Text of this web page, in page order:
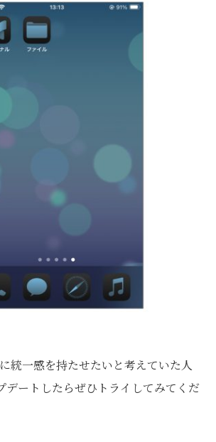
統一感を持たせたいと考えていた人
デートしたらぜひトライしてみてくだ